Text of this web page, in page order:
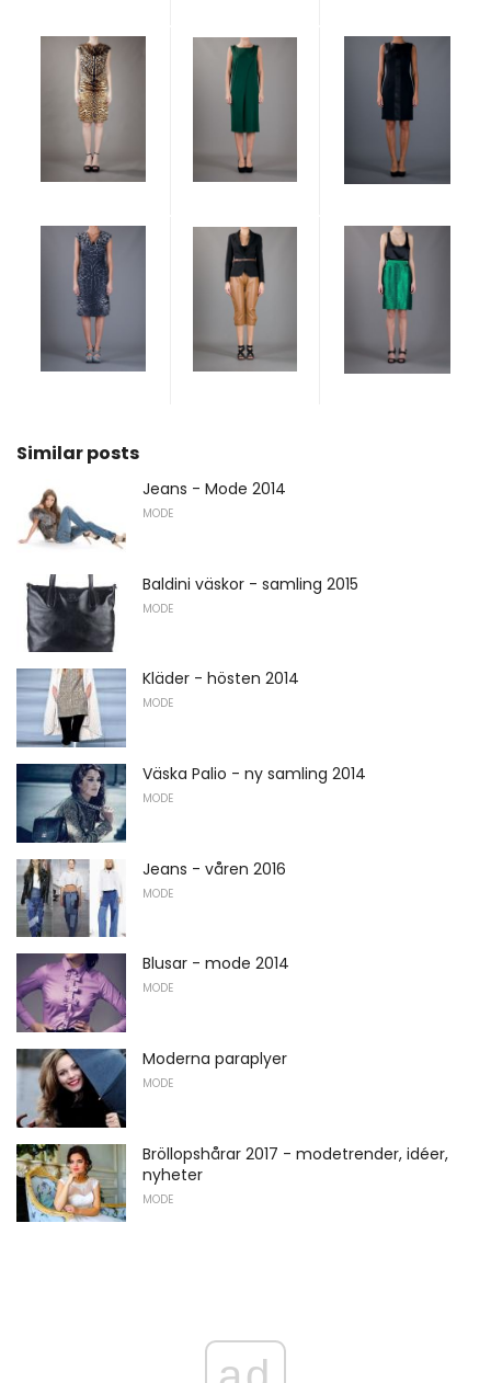
Similar posts
Jeans - Mode 2014
MODE
Baldini väskor - samling 2015
MODE
Kläder - hösten 2014
MODE
Väska Palio - ny samling 2014
MODE
Jeans - våren 2016
MODE
Blusar - mode 2014
MODE
Moderna paraplyer
MODE
Bröllopshårar 2017 - modetrender, idéer,
nyheter
MODE